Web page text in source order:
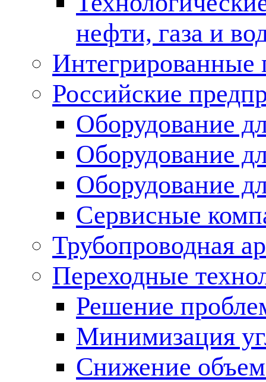
нефти, газа и
Российские
Оборудование
Оборудование
Оборудование
Сервисные
Трубопроводная
Переходные
Решение
Минимизация
Снижение